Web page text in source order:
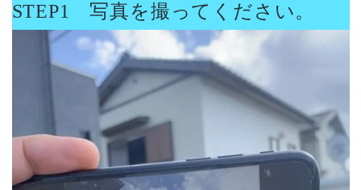
STEP1 写真を撮ってください。